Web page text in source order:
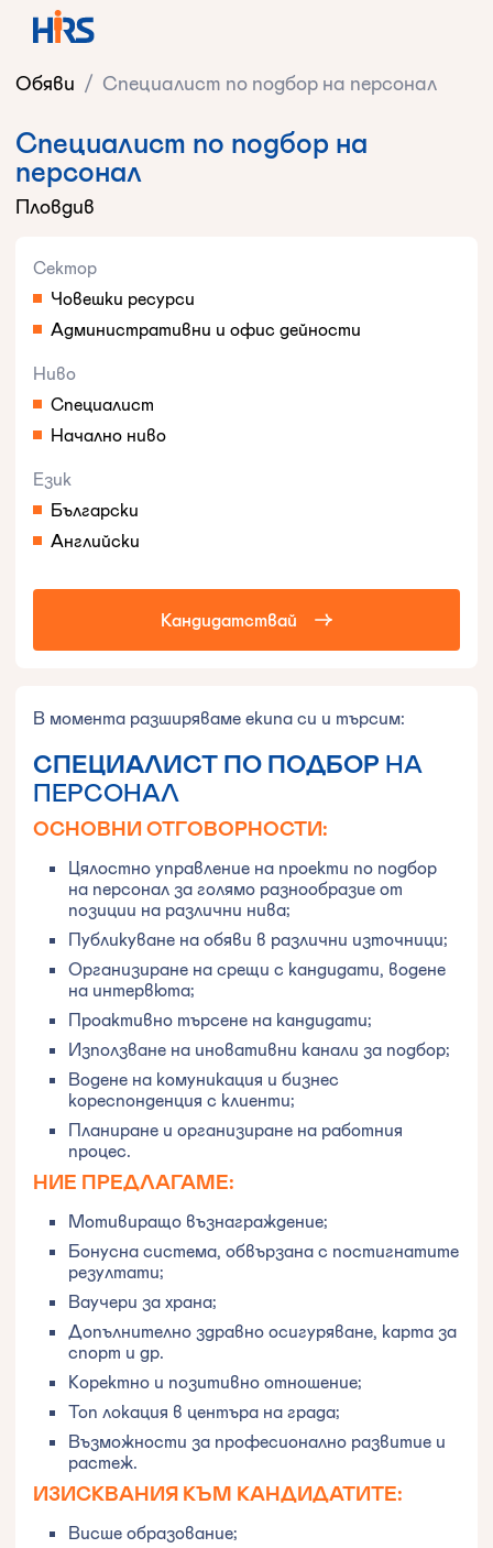
Обяви / Специалист по подбор на персонал
Специалист по подбор на
персонал
Пловдив
Сектор
Човешки ресурси
Административни и офис дейности
Ниво
Специалист
Начално ниво
Език
Български
Английски
Кандидатствай
В момента разширяваме екипа си и търсим:
СПЕЦИАЛИСТ ПО ПОДБОР НА
ПЕРСОНАЛ
ОСНОВНИ ОТГОВОРНОСТИ:
Цялостно управление на проекти по подбор
на персонал за голямо разнообразие от
позиции на различни нива;
Публикуване на обяви в различни източници;
Организиране на срещи с кандидати, водене
на интервюта;
Проактивно търсене на кандидати;
Използване на иновативни канали за подбор;
Водене на комуникация и бизнес
кореспонденция с клиенти;
Планиране и организиране на работния
процес.
НИЕ ПРЕДЛАГАМЕ:
Мотивиращо възнаграждение;
Бонусна система, обвързана с постигнатите
резултати;
Ваучери за храна;
Допълнително здравно осигуряване, карта за
спорт и др.
Коректно и позитивно отношение;
Топ локация в центъра на града;
Възможности за професионално развитие и
растеж.
ИЗИСКВАНИЯ КЪМ КАНДИДАТИТЕ:
Висше образование;